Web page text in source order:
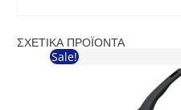
ΣΧΕΤΙΚΆ ΠΡΟΪΌΝΤΑ
Sale!